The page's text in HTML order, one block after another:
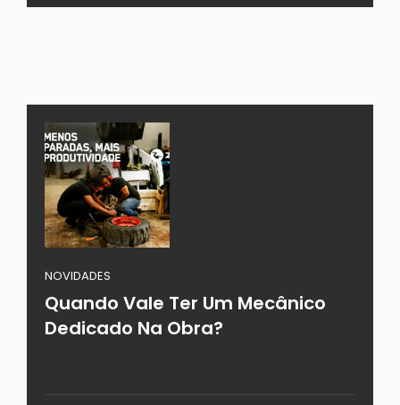
NOVIDADES
Quando Vale Ter Um Mecânico
Dedicado Na Obra?